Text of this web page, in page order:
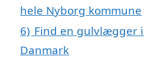
hele Nyborg kommune
6) Find en gulvlægger
Danmark